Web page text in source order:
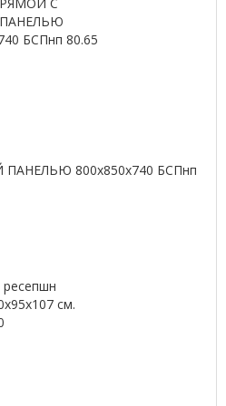
800х850х740 БСПнп